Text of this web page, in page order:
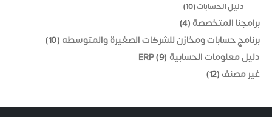
دليل الحسابات(10)
برامجنا المتخصصة (4)
برنامج حسابات ومخازن للشركات الصغيرة والمتوسطه (10)
دليل معلومات الحسابية ERP (9)
غير مصنف(12)